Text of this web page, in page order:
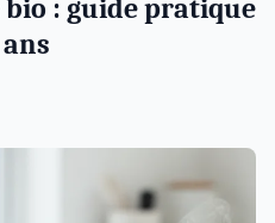
: guide pratique